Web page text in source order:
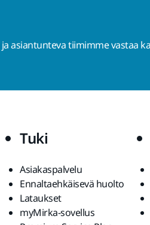
ja asiantunteva tiimimme vastaa
Tuki
Asiakaspalvelu
Ennaltaehkäisevä huolto
Lataukset
myMirka-sovellus